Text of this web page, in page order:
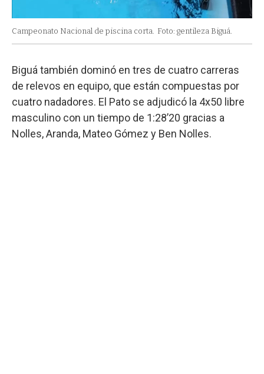
Campeonato Nacional de piscina corta. Foto: gentileza Biguá.
Biguá también dominó en tres de cuatro carreras
de relevos en equipo, que están compuestas por
cuatro nadadores. El Pato se adjudicó la 4x50 libre
masculino con un tiempo de 1:28’20 gracias a
Nolles, Aranda, Mateo Gómez y Ben Nolles.